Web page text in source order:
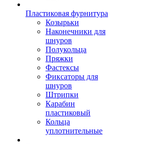
Пластиковая фурнитура
Козырьки
Наконечники для
шнуров
Полукольца
Пряжки
Фастексы
Фиксаторы для
шнуров
Штрипки
Карабин
пластиковый
Кольца
уплотнительные